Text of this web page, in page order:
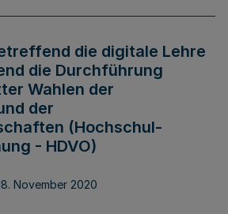
die digitale Lehre
die Durchführung
Wahlen der
der
(Hochschul-
- HDVO)
November 2020